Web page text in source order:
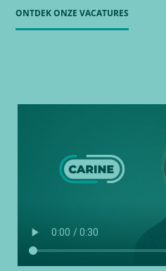
ONTDEK ONZE VACATURES